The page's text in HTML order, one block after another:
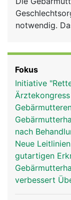
News
Rubriken
notwendig.
Fokus
Initiative
Ärztekongress
nach
Neue
gutartigen
verbessert